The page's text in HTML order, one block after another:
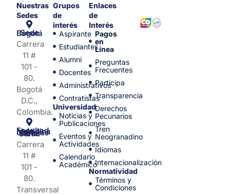
Nuestras
Sedes
Sede Bogotá
Carrera
11 #
101 -
80.
Bogotá
D.C.,
Colombia.
Facultad de Medicina y Ciencias de la Salud
Carrera
11 #
101 -
80.
Transversal
Grupos
de
interés
Aspirante
Estudiantes
Alumni
Docentes
Administrativos
Contratistas
Universidad
Noticias y
Publicaciones
Eventos y
Actividades
Calendario
Académico
Enlaces
de
Interés
Pagos
en
Línea
Preguntas
Frecuentes
Participa
Transparencia
Derechos
Pecunarios
Tren
Neogranadino
Idiomas
Internacionalización
Normatividad
Términos y
Condiciones